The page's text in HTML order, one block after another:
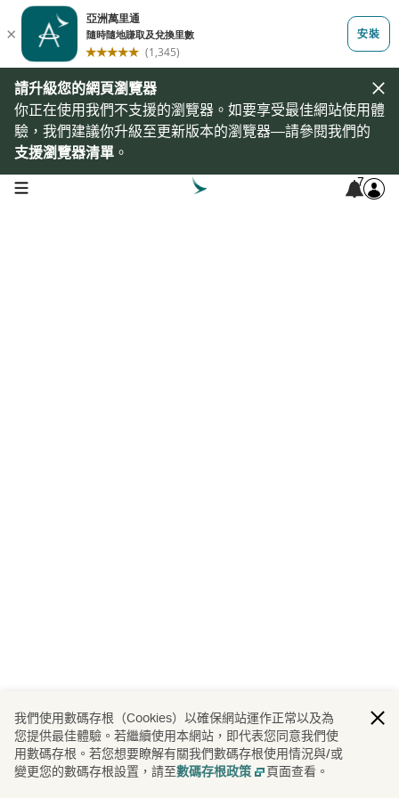
請升級您的網頁瀏覽器
你正在使用我們不支援的瀏覽器。如要享受最佳網站使用體
驗，我們建議你升級至更新版本的瀏覽器—請參閱我們的
支援瀏覽器清單 。
open navigation menu 7
我們使用數碼存根（Cookies）以確保網站運作正常以及為
您提供最佳體驗。若繼續使用本網站，即代表您同意我們使
用數碼存根。若您想要瞭解有關我們數碼存根使用情況與/或
變更您的數碼存根設置，請至數碼存根政策 頁面查看。